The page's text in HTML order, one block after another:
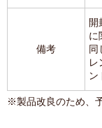
備考
開
に
同
レ
ン
※製品改良のため、